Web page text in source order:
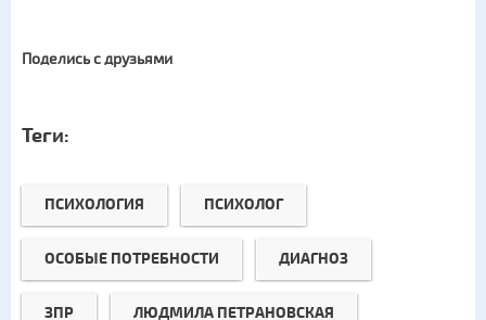
Поделись с друзьями
Теги:
ПСИХОЛОГИЯ ПСИХОЛОГ
ОСОБЫЕ ПОТРЕБНОСТИ ДИАГНОЗ
ЗПР ЛЮДМИЛА ПЕТРАНОВСКАЯ